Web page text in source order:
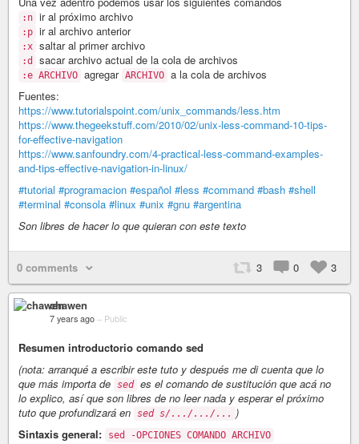
:n ir al próximo archivo
:p ir al archivo anterior
:x saltar al primer archivo
:d sacar archivo actual de la cola de archivos
:e ARCHIVO agregar ARCHIVO a la cola de archivos
Fuentes:
https://www.tutorialspoint.com/unix_commands/less.htm
https://www.thegeekstuff.com/2010/02/unix-less-command-10-tips-
for-effective-navigation
https://www.sanfoundry.com/4-practical-less-command-examples-
and-tips-effective-navigation-in-linux/
#tutorial #programacion #español #less #command #bash #shell
#terminal #consola #linux #unix #gnu #argentina
Son libres de hacer lo que quieran con este texto
0 comments 3 0 3
chawen
7 years ago – Public
Resumen introductorio comando sed
(nota: arranqué a escribir este tuto y después me di cuenta que lo
que más importa de sed es el comando de sustitución que acá no
lo explico, así que son libres de no leer nada y esperar el próximo
tuto que profundizará en sed s/.../.../... )
Sintaxis general:
sed -OPCIONES COMANDO ARCHIVO